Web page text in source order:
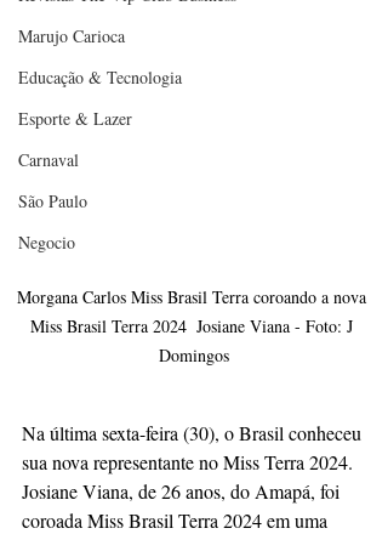
Marujo Carioca
Educação & Tecnologia
Esporte & Lazer
Carnaval
São Paulo
Negocio
Morgana Carlos Miss Brasil Terra coroando a nova
Miss Brasil Terra 2024  Josiane Viana - Foto: J
Domingos
Na última sexta-feira (30), o Brasil conheceu
sua nova representante no Miss Terra 2024.
Josiane Viana, de 26 anos, do Amapá, foi
coroada Miss Brasil Terra 2024 em uma